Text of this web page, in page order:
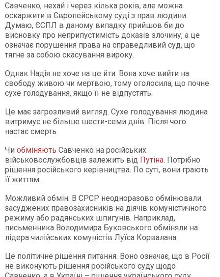
Савченко, нехай і через кілька років, але можна
оскаржити в Європейському суді з прав людини.
Думаю, ЄСПЛ в даному випадку прийшов би до
висновку про неприпустимість доказів злочину, а це
означає порушення права на справедливий суд, що
тягне за собою скасування вироку.
Однак Надія не хоче на це йти. Вона хоче вийти на
свободу живою чи мертвою, тому оголосила, що почне
сухе голодування, якщо її не відпустять.
Це має загрозливий вигляд. Сухе голодування людина
витримує не більше шести-семи днів. Після чого
настає смерть.
Чи обміняють Савченко на російських
військовослужбовців залежить від Путіна. Потрібно
рішення російського керівництва. По суті, вони грають
її життям.
Можливий обмін. В СРСР неодноразово обмінювали
засуджених правозахисників на діячів комуністичного
режиму або радянських шпигунів. Наприклад,
письменника Володимира Буковського обміняли на
лідера чилійських комуністів Луїса Корвалана.
Це політичне рішення питання. Воно означає, що в Росії
не виконують рішення російського суду щодо